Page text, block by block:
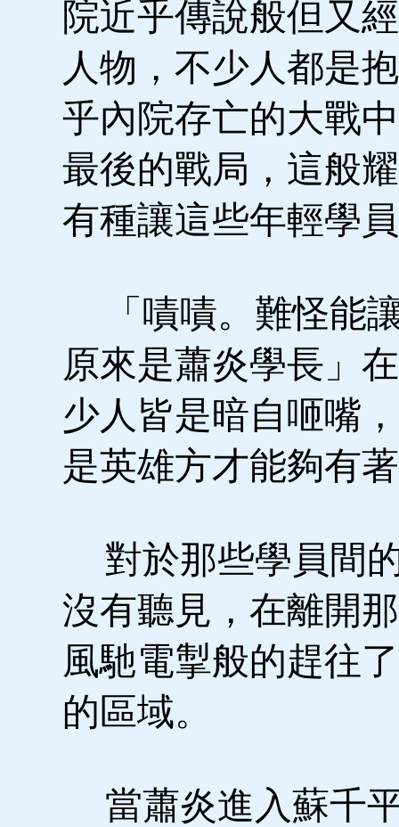
院近乎傳說般但又
人物，不少人都是
乎內院存亡的大戰
最後的戰局，這般
有種讓這些年輕學
「嘖嘖。難怪能
原來是蕭炎學長」
少人皆是暗自咂嘴
是英雄方才能夠有
對於那些學員間
沒有聽見，在離開
風馳電掣般的趕往
的區域。
當蕭炎進入蘇千